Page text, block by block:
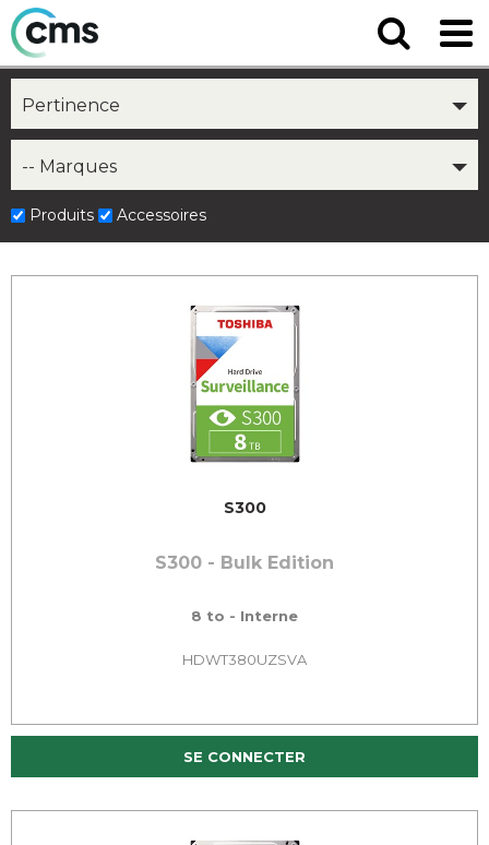
Pertinence
-- Marques
Produits Accessoires
S300
S300 - Bulk Edition
8 to - Interne
HDWT380UZSVA
SE CONNECTER